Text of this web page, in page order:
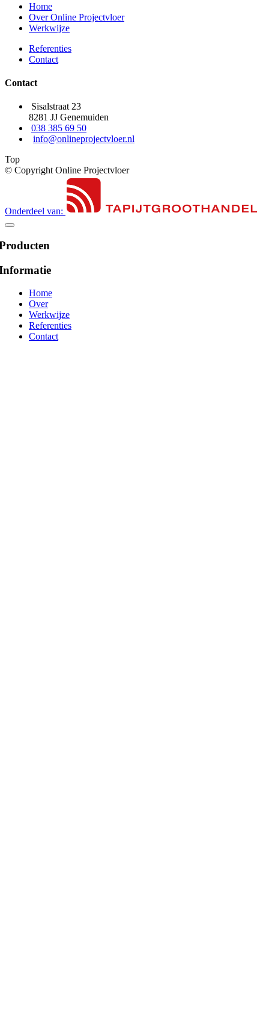
Home
Over Online Projectvloer
Werkwijze
Referenties
Contact
Contact
Sisalstraat 23
8281 JJ Genemuiden
038 385 69 50
info@onlineprojectvloer.nl
Top
© Copyright Online Projectvloer
Onderdeel van:
Home
Over
Werkwijze
Referenties
Contact